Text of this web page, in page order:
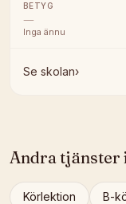
BETYG
—
Inga ännu
Se skolan›
Andra tjänster
Körlektion B-